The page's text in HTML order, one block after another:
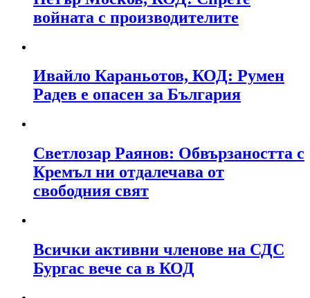
войната с производителите
Ивайло Караньотов, КОД: Румен
Радев е опасен за България
Светлозар Раянов: Обвързаността с
Кремъл ни отдалечава от
свободния свят
Всички активни членове на СДС
Бургас вече са в КОД